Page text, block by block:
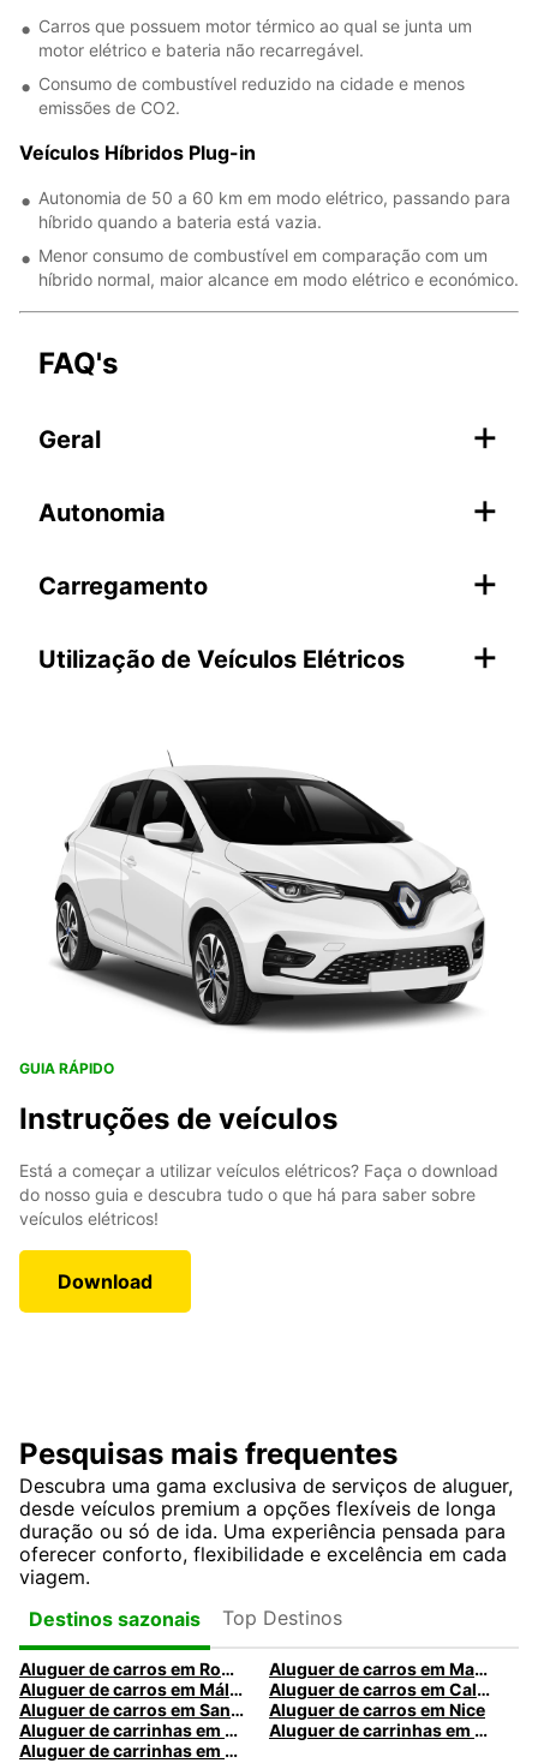
Carros que possuem motor térmico ao qual se junta um
motor elétrico e bateria não recarregável.
Consumo de combustível reduzido na cidade e menos
emissões de CO2.
Veículos Híbridos Plug-in
Autonomia de 50 a 60 km em modo elétrico, passando para
híbrido quando a bateria está vazia.
Menor consumo de combustível em comparação com um
híbrido normal, maior alcance em modo elétrico e económico.
FAQ's
Geral +
Autonomia +
Carregamento +
Utilização de Veículos Elétricos +
GUIA RÁPIDO
Instruções de veículos
Está a começar a utilizar veículos elétricos? Faça o download
do nosso guia e descubra tudo o que há para saber sobre
veículos elétricos!
Download
Pesquisas mais frequentes
Descubra uma gama exclusiva de serviços de aluguer,
desde veículos premium a opções flexíveis de longa
duração ou só de ida. Uma experiência pensada para
oferecer conforto, flexibilidade e excelência em cada
viagem.
Destinos sazonais
Top Destinos
Aluguer de carros em Roma
Aluguer de carros em Madrid
Aluguer de carros em Málaga
Aluguer de carros em Caldas da Rainha
Aluguer de carros em Santa Maria da Feira
Aluguer de carros em Nice
Aluguer de carrinhas em Nice
Aluguer de carrinhas em Santa Maria da Feira
Aluguer de carrinhas em Caldas da Rainha